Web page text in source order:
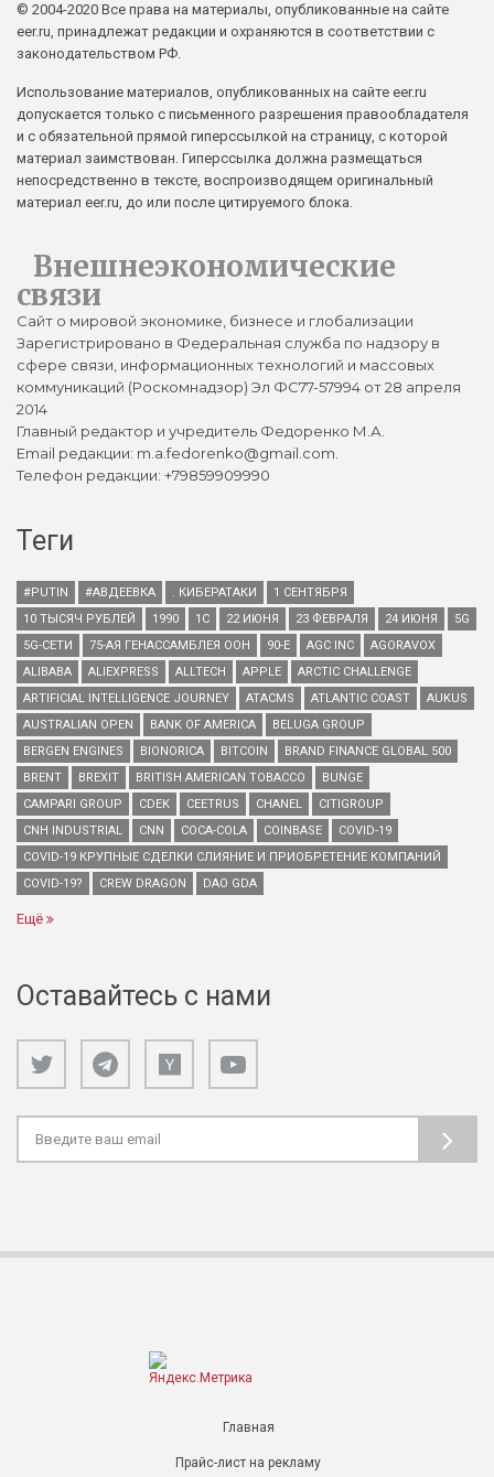
© 2004-2020 Все права на материалы, опубликованные на сайте
eer.ru, принадлежат редакции и охраняются в соответствии с
законодательством РФ.
Использование материалов, опубликованных на сайте eer.ru
допускается только с письменного разрешения правообладателя
и с обязательной прямой гиперссылкой на страницу, с которой
материал заимствован. Гиперссылка должна размещаться
непосредственно в тексте, воспроизводящем оригинальный
материал eer.ru, до или после цитируемого блока.
Внешнеэкономические
связи
Сайт о мировой экономике, бизнесе и глобализации
Зарегистрировано в Федеральная служба по надзору в
сфере связи, информационных технологий и массовых
коммуникаций (Роскомнадзор) Эл ФС77-57994 от 28 апреля
2014
Главный редактор и учредитель Федоренко М.А.
Email редакции: m.a.fedorenko@gmail.com.
Телефон редакции: +79859909990
Теги
#PUTIN #АВДЕЕВКА . КИБЕРАТАКИ
1 СЕНТЯБРЯ
10 ТЫСЯЧ РУБЛЕЙ
1990 1С 22 ИЮНЯ 23 ФЕВРАЛЯ 24 ИЮНЯ
5G
5G-СЕТИ
75-АЯ ГЕНАССАМБЛЕЯ ООН 90-Е AGC INC
AGORAVOX
ALIBABA
ALIEXPRESS ALLTECH APPLE
ARCTIC CHALLENGE
ARTIFICIAL INTELLIGENCE JOURNEY
ATACMS ATLANTIC COAST
AUKUS
AUSTRALIAN OPEN
BANK OF AMERICA
BELUGA GROUP
BERGEN ENGINES
BIONORICA BITCOIN
BRAND FINANCE GLOBAL 500
BRENT
BREXIT BRITISH AMERICAN TOBACCO
BUNGE
CAMPARI GROUP
CDEK CEETRUS CHANEL
CITIGROUP
CNH INDUSTRIAL
CNN COCA-COLA COINBASE
COVID-19
COVID-19 КРУПНЫЕ СДЕЛКИ СЛИЯНИЕ И ПРИОБРЕТЕНИЕ КОМПАНИЙ
COVID-19?
CREW DRAGON DAO GDA
Ещё
Оставайтесь с нами
Главная
Прайс-лист на рекламу